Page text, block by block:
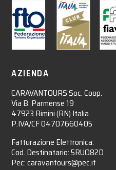
AZIENDA
CARAVANTOURS Soc. Coop.
Via B. Parmense 19
47923 Rimini (RN) Italia
P.IVA/CF 04707660405
Fatturazione Elettronica:
Cod. Destinatario: 5RUO82D
Pec: caravantours@pec.it